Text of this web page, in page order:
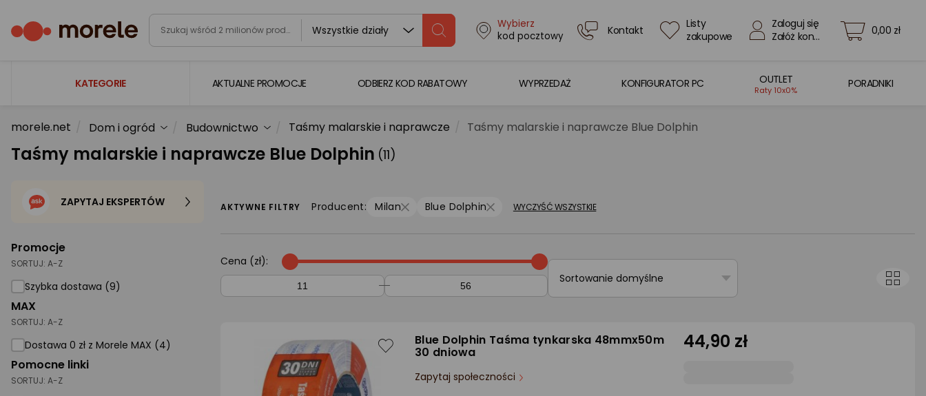
Wszystkie działy
Wybierz
kod pocztowy
Kontakt
Listy
zakupowe
Zaloguj się
Załóż konto
0,00 zł
KATEGORIE
Laptopy
Komputery
Gaming
Telewizory i audio
Foto i kamery
AGD duże
Dom i ogród
Biuro i firma
AKTUALNE PROMOCJE ODBIERZ KOD RABATOWY WYPRZEDAŻ KONFIGURATOR PC OUTLET
Raty 10x0%
PORADNIKI
morele.net Dom i ogród Budownictwo Taśmy malarskie i naprawcze Taśmy malarskie i naprawcze Blue Dolphin
Taśmy malarskie i naprawcze Blue Dolphin (11)
Promocje
SORTUJ: A-Z
Szybka dostawa (9)
MAX
SORTUJ: A-Z
Dostawa 0 zł z Morele MAX (4)
Pomocne linki
SORTUJ: A-Z
ZAPYTAJ EKSPERTÓW AKTYWNE FILTRY Producent: Milan Blue Dolphin WYCZYŚĆ WSZYSTKIE
Cena (zł):
Sortowanie domyślne
Blue Dolphin Taśma tynkarska 48mmx50m
30 dniowa
Zapytaj społeczności
44,90 zł